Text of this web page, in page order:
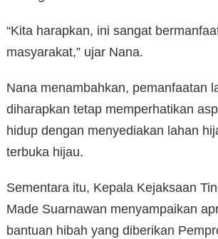
“Kita harapkan, ini sangat
masyarakat,” ujar Nana.
Nana menambahkan, pemanfaatan
diharapkan tetap memperhatikan
hidup dengan menyediakan lahan
terbuka hijau.
Sementara itu, Kepala Kejaksaan
Made Suarnawan menyampaikan
bantuan hibah yang diberikan